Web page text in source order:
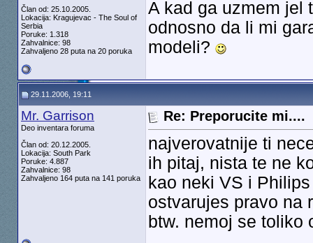
Član od: 25.10.2005.
Lokacija: Kragujevac - The Soul of
Serbia
Poruke: 1.318
Zahvalnice: 98
Zahvaljeno 28 puta na 20 poruka
A kad ga uzmem jel
odnosno da li mi
modeli?
29.11.2006, 19:11
Mr. Garrison
Deo inventara foruma
Član od: 20.12.2005.
Lokacija: South Park
Poruke: 4.887
Zahvalnice: 98
Zahvaljeno 164 puta na 141 poruka
Re: Preporucite mi....
najverovatnije ti
ih pitaj, nista te ne
kao neki VS i
ostvarujes pravo na
btw. nemoj se